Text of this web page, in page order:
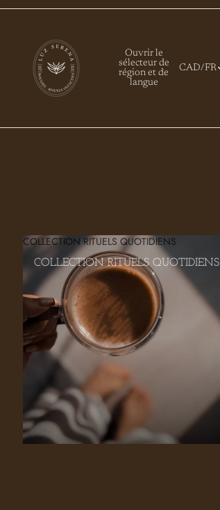
Ouvrir le
sélecteur de
région et de
langue
CAD/FR
COLLECTION RITUELS QUOTIDIENS
COLLECTION RITUELS QUOTIDIENS